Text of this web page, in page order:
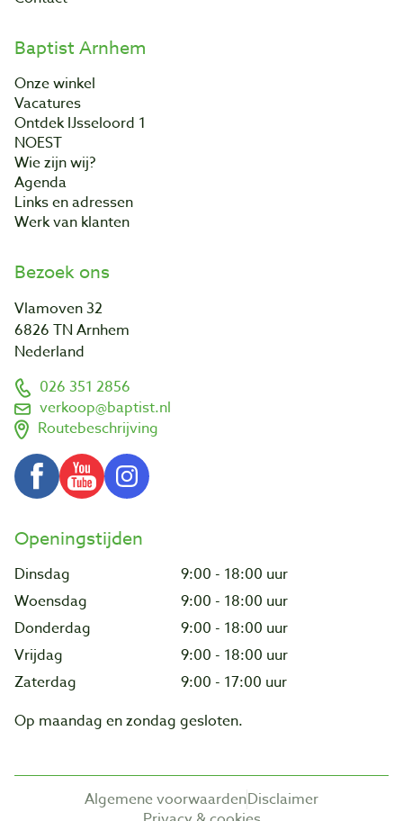
Baptist Arnhem
Onze winkel
Vacatures
Ontdek IJsseloord 1
NOEST
Wie zijn wij?
Agenda
Links en adressen
Werk van klanten
Bezoek ons
Vlamoven 32
6826 TN Arnhem
Nederland
026 351 2856
verkoop@baptist.nl
Routebeschrijving
Openingstijden
Dinsdag
9:00 - 18:00 uur
Woensdag
9:00 - 18:00 uur
Donderdag
9:00 - 18:00 uur
Vrijdag
9:00 - 18:00 uur
Zaterdag
9:00 - 17:00 uur
Op maandag en zondag gesloten.
Algemene voorwaardenDisclaimer